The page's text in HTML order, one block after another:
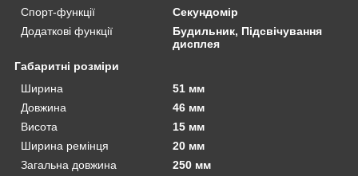
Спорт-функції
Секундомір
Додаткові функції
Будильник, Підсвічування
дисплея
Габаритні розміри
Ширина
51 мм
Довжина
46 мм
Висота
15 мм
Ширина ремінця
20 мм
Загальна довжина
250 мм